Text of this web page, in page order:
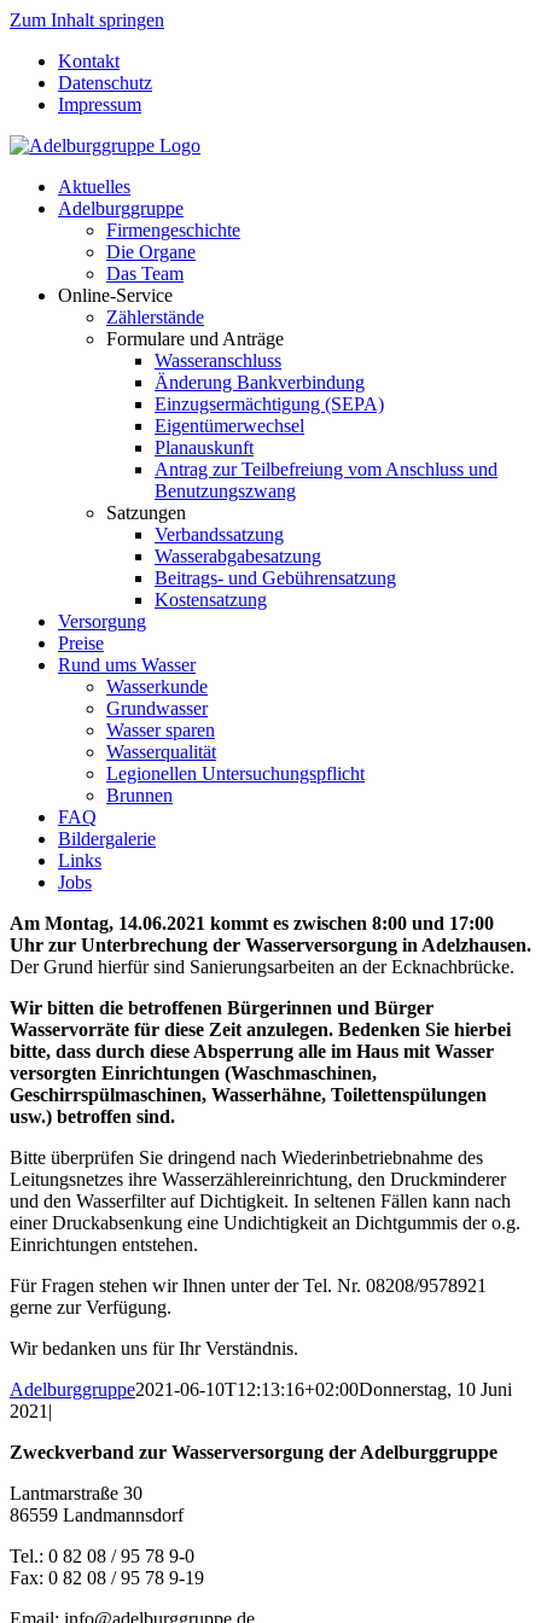
Zum Inhalt springen
Kontakt
Datenschutz
Impressum
Aktuelles
Adelburggruppe
Firmengeschichte
Die Organe
Das Team
Online-Service
Zählerstände
Formulare und Anträge
Wasseranschluss
Änderung Bankverbindung
Einzugsermächtigung (SEPA)
Eigentümerwechsel
Planauskunft
Antrag zur Teilbefreiung vom Anschluss und
Benutzungszwang
Satzungen
Verbandssatzung
Wasserabgabesatzung
Beitrags- und Gebührensatzung
Kostensatzung
Versorgung
Preise
Rund ums Wasser
Wasserkunde
Grundwasser
Wasser sparen
Wasserqualität
Legionellen Untersuchungspflicht
Brunnen
FAQ
Bildergalerie
Links
Jobs
Am Montag, 14.06.2021 kommt es zwischen 8:00 und 17:00
Uhr zur Unterbrechung der Wasserversorgung in Adelzhausen.
Der Grund hierfür sind Sanierungsarbeiten an der Ecknachbrücke.
Wir bitten die betroffenen Bürgerinnen und Bürger
Wasservorräte für diese Zeit anzulegen. Bedenken Sie hierbei
bitte, dass durch diese Absperrung alle im Haus mit Wasser
versorgten Einrichtungen (Waschmaschinen,
Geschirrspülmaschinen, Wasserhähne, Toilettenspülungen
usw.) betroffen sind.
Bitte überprüfen Sie dringend nach Wiederinbetriebnahme des
Leitungsnetzes ihre Wasserzählereinrichtung, den Druckminderer
und den Wasserfilter auf Dichtigkeit. In seltenen Fällen kann nach
einer Druckabsenkung eine Undichtigkeit an Dichtgummis der o.g.
Einrichtungen entstehen.
Für Fragen stehen wir Ihnen unter der Tel. Nr. 08208/9578921
gerne zur Verfügung.
Wir bedanken uns für Ihr Verständnis.
Adelburggruppe2021-06-10T12:13:16+02:00Donnerstag, 10 Juni
2021 |
Zweckverband zur Wasserversorgung der Adelburggruppe
Lantmarstraße 30
86559 Landmannsdorf
Tel.: 0 82 08 / 95 78 9-0
Fax: 0 82 08 / 95 78 9-19
Email: info@adelburggruppe.de